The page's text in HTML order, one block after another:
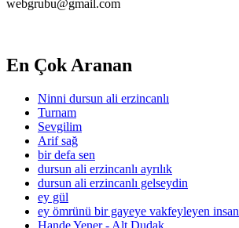
webgrubu@gmail.com
En Çok Aranan
Ninni dursun ali erzincanlı
Turnam
Sevgilim
Arif sağ
bir defa sen
dursun ali erzincanlı ayrılık
dursun ali erzincanlı gelseydin
ey gül
ey ömrünü bir gayeye vakfeyleyen insan
Hande Yener - Alt Dudak